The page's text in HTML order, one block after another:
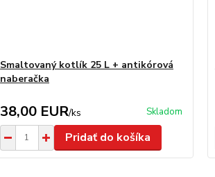
Smaltovaný kotlík 25 L + antikórová
naberačka
38,00 EUR/ks Skladom
Pridať do košíka